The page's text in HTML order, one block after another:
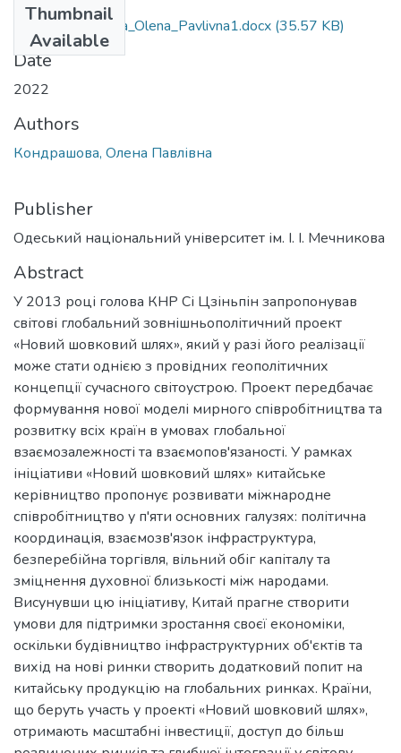
Thumbnail
Available
291_Kondrashova_Olena_Pavlivna1.docx (35.57 KB)
Date
2022
Authors
Кондрашова, Олена Павлівна
Publisher
Одеський національний університет ім. І. І. Мечникова
Abstract
У 2013 році голова КНР Сі Цзіньпін запропонував
світові глобальний зовнішньополітичний проект
«Новий шовковий шлях», який у разі його реалізації
може стати однією з провідних геополітичних
концепції сучасного світоустрою. Проект передбачає
формування нової моделі мирного співробітництва та
розвитку всіх країн в умовах глобальної
взаємозалежності та взаємопов'язаності. У рамках
ініціативи «Новий шовковий шлях» китайське
керівництво пропонує розвивати міжнародне
співробітництво у п'яти основних галузях: політична
координація, взаємозв'язок інфраструктура,
безперебійна торгівля, вільний обіг капіталу та
зміцнення духовної близькості між народами.
Висунувши цю ініціативу, Китай прагне створити
умови для підтримки зростання своєї економіки,
оскільки будівництво інфраструктурних об'єктів та
вихід на нові ринки створить додатковий попит на
китайську продукцію на глобальних ринках. Країни,
що беруть участь у проекті «Новий шовковий шлях»,
отримають масштабні інвестиції, доступ до більш